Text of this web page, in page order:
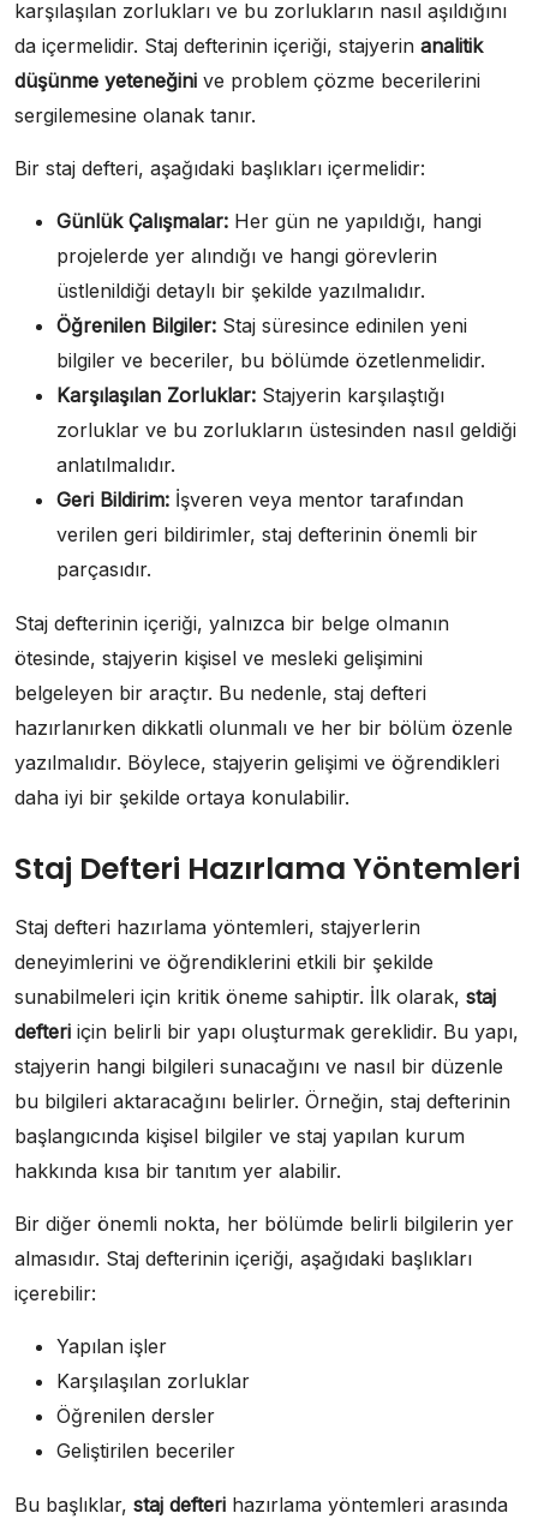
karşılaşılan zorlukları ve bu zorlukların nasıl aşıldığını
da içermelidir. Staj defterinin içeriği, stajyerin analitik
düşünme yeteneğini ve problem çözme becerilerini
sergilemesine olanak tanır.
Bir staj defteri, aşağıdaki başlıkları içermelidir:
Günlük Çalışmalar: Her gün ne yapıldığı, hangi
projelerde yer alındığı ve hangi görevlerin
üstlenildiği detaylı bir şekilde yazılmalıdır.
Öğrenilen Bilgiler: Staj süresince edinilen yeni
bilgiler ve beceriler, bu bölümde özetlenmelidir.
Karşılaşılan Zorluklar: Stajyerin karşılaştığı
zorluklar ve bu zorlukların üstesinden nasıl geldiği
anlatılmalıdır.
Geri Bildirim: İşveren veya mentor tarafından
verilen geri bildirimler, staj defterinin önemli bir
parçasıdır.
Staj defterinin içeriği, yalnızca bir belge olmanın
ötesinde, stajyerin kişisel ve mesleki gelişimini
belgeleyen bir araçtır. Bu nedenle, staj defteri
hazırlanırken dikkatli olunmalı ve her bir bölüm özenle
yazılmalıdır. Böylece, stajyerin gelişimi ve öğrendikleri
daha iyi bir şekilde ortaya konulabilir.
Staj Defteri Hazırlama Yöntemleri
Staj defteri hazırlama yöntemleri, stajyerlerin
deneyimlerini ve öğrendiklerini etkili bir şekilde
sunabilmeleri için kritik öneme sahiptir. İlk olarak, staj
defteri için belirli bir yapı oluşturmak gereklidir. Bu yapı,
stajyerin hangi bilgileri sunacağını ve nasıl bir düzenle
bu bilgileri aktaracağını belirler. Örneğin, staj defterinin
başlangıcında kişisel bilgiler ve staj yapılan kurum
hakkında kısa bir tanıtım yer alabilir.
Bir diğer önemli nokta, her bölümde belirli bilgilerin yer
almasıdır. Staj defterinin içeriği, aşağıdaki başlıkları
içerebilir:
Yapılan işler
Karşılaşılan zorluklar
Öğrenilen dersler
Geliştirilen beceriler
Bu başlıklar, staj defteri hazırlama yöntemleri arasında